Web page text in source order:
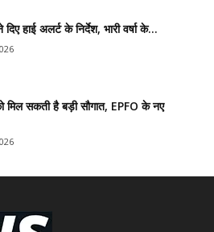
दिए हाई अलर्ट के निर्देश, भारी वर्षा के...
मिल सकती है बड़ी सौगात, EPFO के नए